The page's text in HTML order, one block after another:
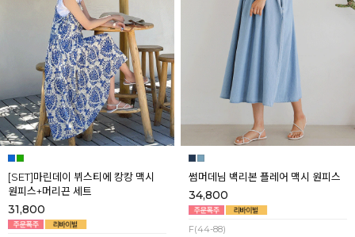
[SET]마린데이 뷔스티에 캉캉 맥시
원피스+머리끈 세트
31,800
썸머데님 백리본 플레어 맥시 원피스
34,800
F(44-88)